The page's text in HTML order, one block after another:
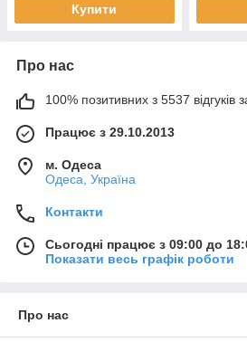
Купити
Про нас
100% позитивних з 5537 відгуків
Працює з 29.10.2013
м. Одеса
Одеса, Україна
Контакти
Сьогодні працює з 09:00 до
Показати весь графік роботи
Про нас